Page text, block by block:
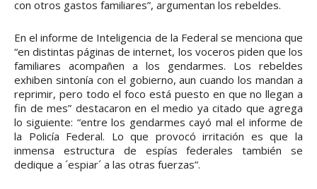
con otros gastos familiares”, argumentan los rebeldes.
En el informe de Inteligencia de la Federal se menciona que
“en distintas páginas de internet, los voceros piden que los
familiares acompañen a los gendarmes. Los rebeldes
exhiben sintonía con el gobierno, aun cuando los mandan a
reprimir, pero todo el foco está puesto en que no llegan a
fin de mes” destacaron en el medio ya citado que agrega
lo siguiente: “entre los gendarmes cayó mal el informe de
la Policía Federal. Lo que provocó irritación es que la
inmensa estructura de espías federales también se
dedique a ´espiar´ a las otras fuerzas”.